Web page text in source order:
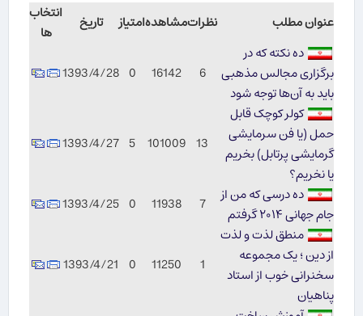
عنوان مطلب نظراتمشاهدهامتیاز تاریخ
انتخاب
ها
ده نکته که در
برگزاری مجالس مذهبی
باید به آن‌ها توجه شود
6
16142
0
1393/4/28
کولر کوچک قابل
حمل (یا فن سرمایشی
گرمایشی پرتابل) بخریم
یا نخریم؟
13
101009
5
1393/4/27
ده درسی که من از
جام جهانی ۲۰۱۴ گرفتم
7
11938
0
1393/4/25
منطق لذت و لذت
از دین ؛ یک مجموعه
سخنرانی خوب از استاد
پناهیان
1
11250
0
1393/4/21